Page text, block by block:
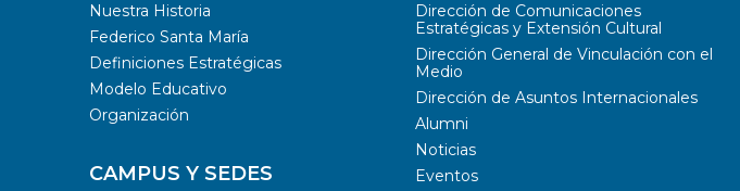
Nuestra Historia
Federico Santa María
Definiciones Estratégicas
Modelo Educativo
Organización
CAMPUS Y SEDES
Dirección de Comunicaciones
Estratégicas y Extensión Cultural
Dirección General de Vinculación con el
Medio
Dirección de Asuntos Internacionales
Alumni
Noticias
Eventos